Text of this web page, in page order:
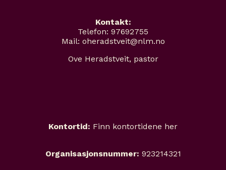
Kontakt:
Telefon: 97692755
Mail: oheradstveit@nlm.no
Ove Heradstveit, pastor
Kontortid: Finn kontortidene her
Organisasjonsnummer: 923214321